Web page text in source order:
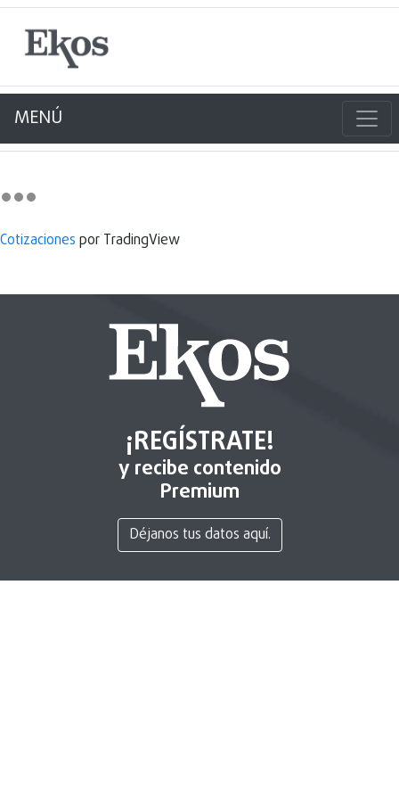
MENÚ
Cotizaciones por TradingView
¡REGÍSTRATE!
y recibe contenido
Premium
Déjanos tus datos aquí.